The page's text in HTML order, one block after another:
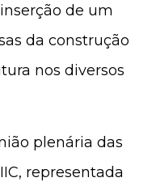
de um
da construção
nos diversos
plenária das
representada